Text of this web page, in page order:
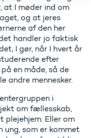
at I møder ind om
og at jeres
af den her
handler jo faktisk
I gør, når I hvert år
efter
en måde, så de
andre mennesker.
i
om fællesskab,
plejehjem. Eller om
ung, som er kommet